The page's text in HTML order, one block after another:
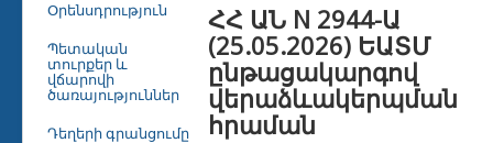
Օրենսդրություն
Պետական
տուրքեր և
վճարովի
ծառայություններ
Դեղերի գրանցումը
ՀՀ ԱՆ N 2944-Ա
(25.05.2026) ԵԱՏՄ
ընթացակարգով
վերաձևակերպման
հրաման